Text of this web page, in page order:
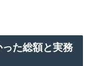
た総額と実務